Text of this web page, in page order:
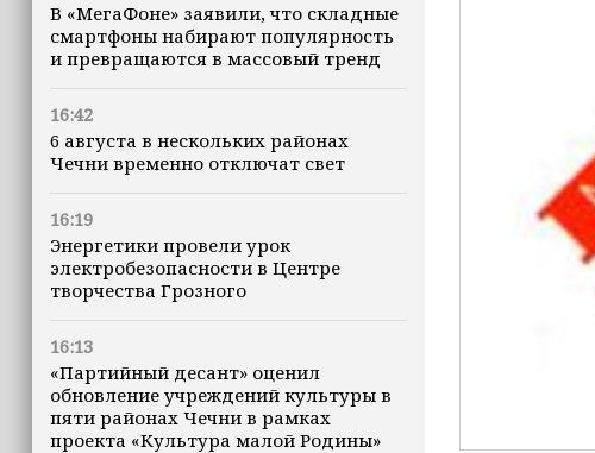
В «МегаФоне» заявили, что складные
смартфоны набирают популярность
и превращаются в массовый тренд
16:42
6 августа в нескольких районах
Чечни временно отключат свет
16:19
Энергетики провели урок
электробезопасности в Центре
творчества Грозного
16:13
«Партийный десант» оценил
обновление учреждений культуры в
пяти районах Чечни в рамках
проекта «Культура малой Родины»